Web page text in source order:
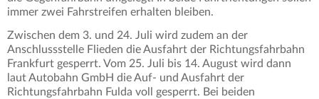
immer zwei Fahrstreifen erhalten bleiben.
Zwischen dem 3. und 24. Juli wird zudem an der
Anschlussstelle Flieden die Ausfahrt der Richtungsfahrbahn
Frankfurt gesperrt. Vom 25. Juli bis 14. August wird dann
laut Autobahn GmbH die Auf- und Ausfahrt der
Richtungsfahrbahn Fulda voll gesperrt. Bei beiden